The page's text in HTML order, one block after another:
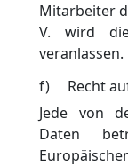
Mitarbeiter
V. wird
veranlassen.
f) Recht
Jede von
Daten